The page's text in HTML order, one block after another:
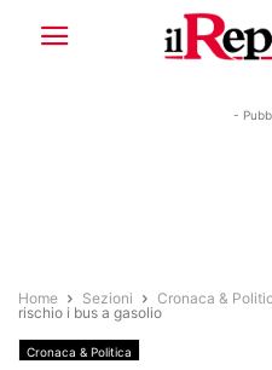
-
Home Sezioni Cronaca &
rischio i bus a gasolio
Cronaca & Politica